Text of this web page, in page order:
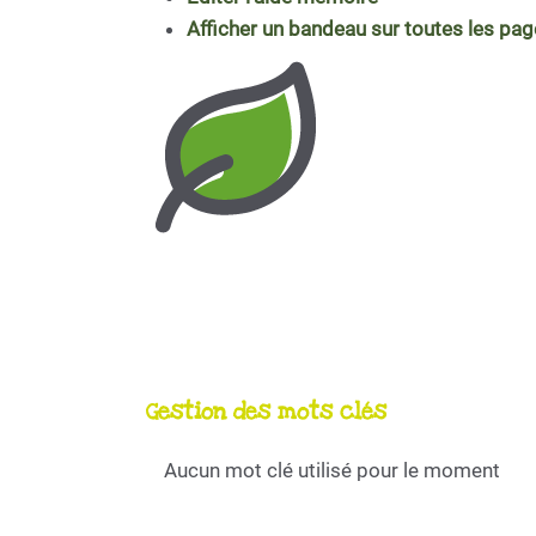
Afficher un bandeau sur toutes les
Gestion des mots clés
Aucun mot clé utilisé pour le moment